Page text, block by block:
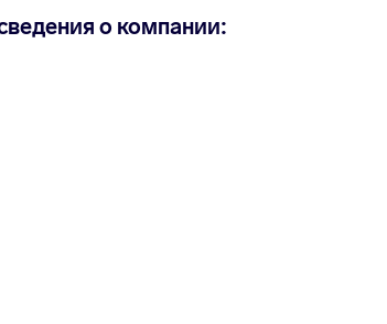
о компании: